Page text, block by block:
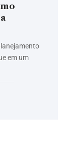
em um